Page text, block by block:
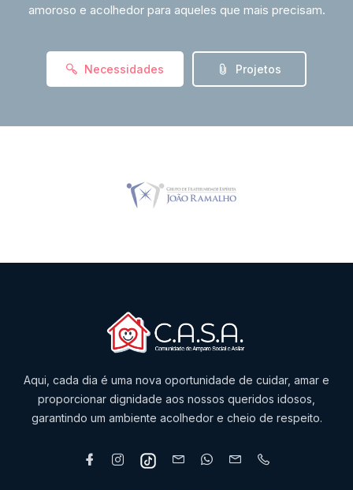
amoroso e acolhedor para aqueles que mais precisam.
Necessidades Projetos
Aqui, cada dia é uma nova oportunidade de cuidar, amar e
proporcionar dignidade aos nossos queridos idosos,
garantindo um ambiente acolhedor e cheio de respeito.